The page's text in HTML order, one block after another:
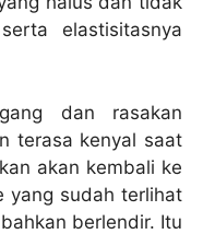
elastisitasnya
dan rasakan
terasa kenyal saat
akan kembali ke
yang sudah terlihat
berlendir. Itu